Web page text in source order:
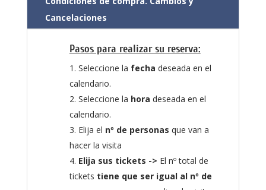
Cancelaciones
Pasos para realizar su reserva:
Seleccione la fecha deseada en el
calendario.
Seleccione la hora deseada en el
calendario.
Elija el nº de personas que van a
hacer la visita
Elija sus tickets -> El nº total de
tickets tiene que ser igual al nº de